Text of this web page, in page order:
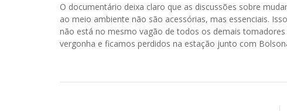
O documentário deixa claro que as discussões sobre
ao meio ambiente não são acessórias, mas essenciais.
não está no mesmo vagão de todos os demais
vergonha e ficamos perdidos na estação junto com